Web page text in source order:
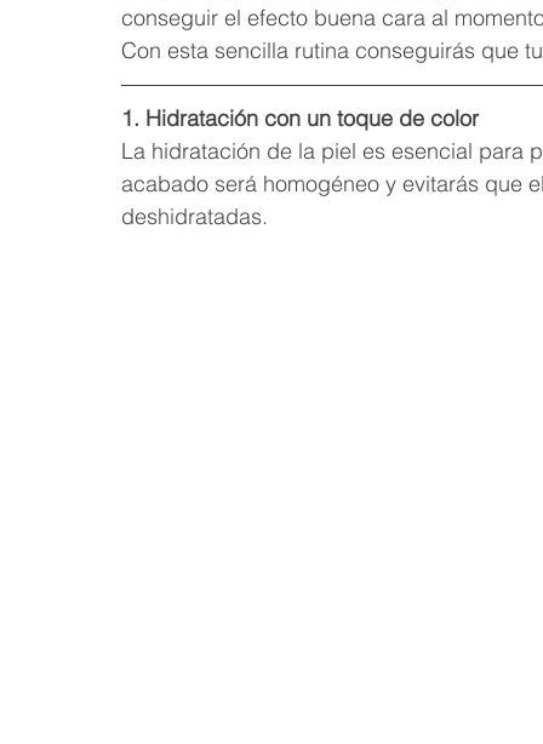
conseguir el efecto buena cara al
Con esta sencilla rutina conseguirás que
1. Hidratación con un toque de color
La hidratación de la piel es esencial para
acabado será homogéneo y evitarás que
deshidratadas.